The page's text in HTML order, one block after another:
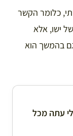
כלומר הקשר
ישו, אלא
בהמשך הוא
עתה מכל